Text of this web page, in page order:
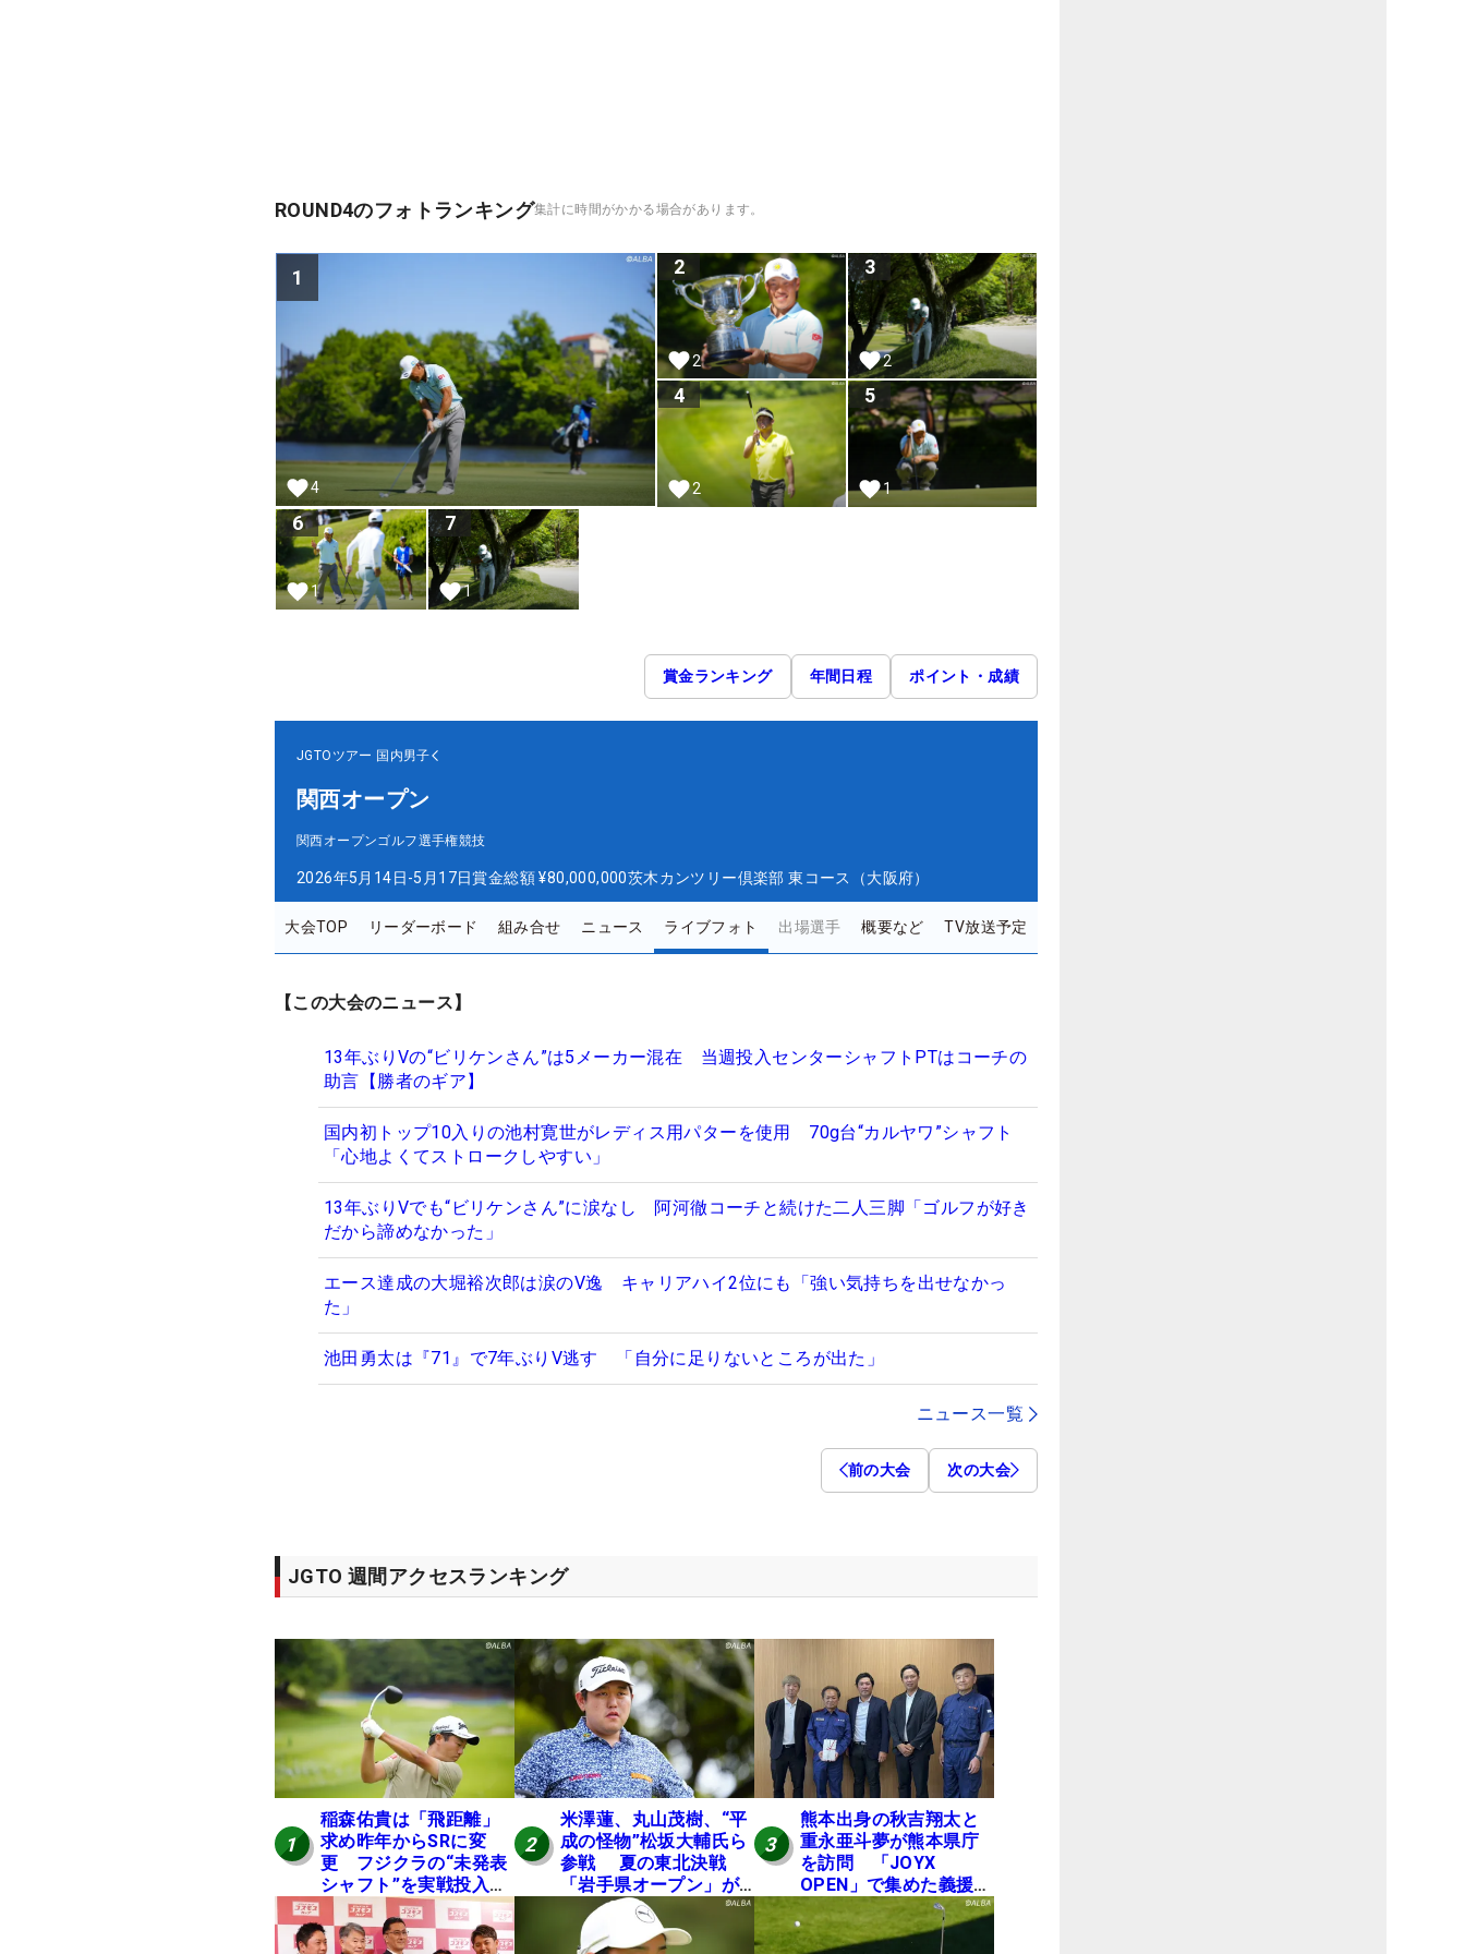
ROUND4のフォトランキング集計に時間がかかる場合があります。
1
4
2
2
3
2
4
2
5
1
6
1
7
1
賞金ランキング 年間日程 ポイント・成績
JGTOツアー 国内男子
関西オープン
関西オープンゴルフ選手権競技
2026年5月14日-5月17日賞金総額 ¥80,000,000茨木カンツリー倶楽部 東コース（大阪府）
大会TOP リーダーボード 組み合せ ニュース ライブフォト 出場選手 概要など TV放送予定
【この大会のニュース】
13年ぶりVの“ビリケンさん”は5メーカー混在 当週投入センターシャフトPTはコーチの
助言【勝者のギア】
国内初トップ10入りの池村寛世がレディス用パターを使用 70g台“カルヤワ”シャフト
「心地よくてストロークしやすい」
13年ぶりVでも“ビリケンさん”に涙なし 阿河徹コーチと続けた二人三脚「ゴルフが好き
だから諦めなかった」
エース達成の大堀裕次郎は涙のV逸 キャリアハイ2位にも「強い気持ちを出せなかっ
た」
池田勇太は『71』で7年ぶりV逃す 「自分に足りないところが出た」
ニュース一覧
前の大会 次の大会
JGTO 週間アクセスランキング
1
稲森佑貴は「飛距離」
求め昨年からSRに変
更 フジクラの“未発表
シャフト”を実戦投入し
好感触「つかまえにい
ける」【男子ツアーの
2
米澤蓮、丸山茂樹、“平
成の怪物”松坂大輔氏ら
参戦 夏の東北決戦
「岩手県オープン」が8
日開幕
3
熊本出身の秋吉翔太と
重永亜斗夢が熊本県庁
を訪問 「JOYX
OPEN」で集めた義援金